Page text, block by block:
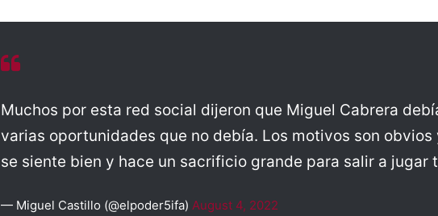
Muchos por esta red social dijeron que Miguel Cabrera
varias oportunidades que no debía. Los motivos son
se siente bien y hace un sacrificio grande para salir a jugar
— Miguel Castillo (@elpoder5ifa) August 4, 2022